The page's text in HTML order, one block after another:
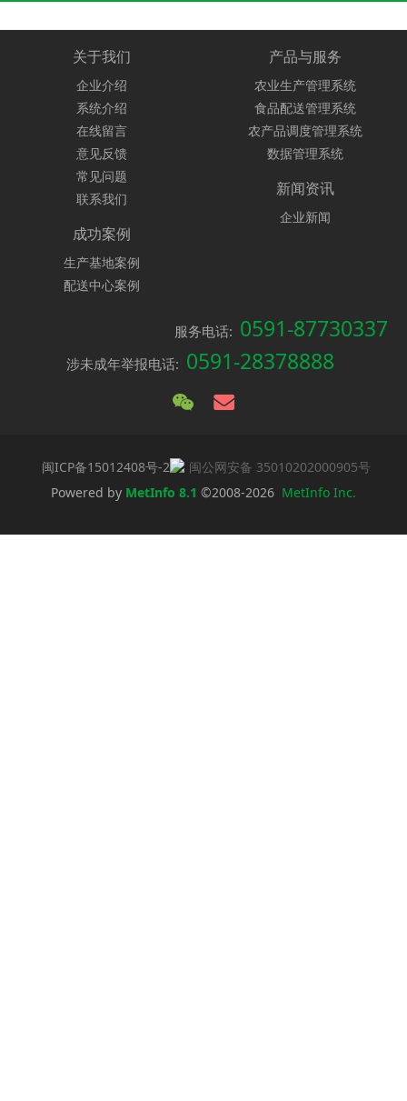
关于我们
企业介绍
系统介绍
在线留言
意见反馈
常见问题
联系我们
产品与服务
农业生产管理系统
食品配送管理系统
农产品调度管理系统
数据管理系统
新闻资讯
企业新闻
成功案例
生产基地案例
配送中心案例
服务电话: 0591-87730337
涉未成年举报电话: 0591-28378888
闽ICP备15012408号-2
闽公网安备 35010202000905号
Powered by MetInfo 8.1 ©2008-2026 MetInfo Inc.